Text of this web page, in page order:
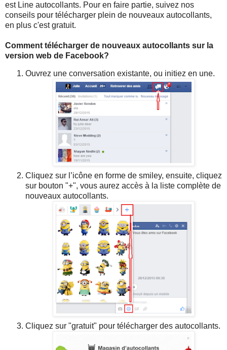
est Line autocollants. Pour en faire partie, suivez nos
conseils pour télécharger plein de nouveaux autocollants,
en plus c'est gratuit.
Comment télécharger de nouveaux autocollants sur la
version web de Facebook?
Ouvrez une conversation existante, ou initiez en une.
Cliquez sur l’icône en forme de smiley, ensuite, cliquez
sur bouton "+", vous aurez accès à la liste complète de
nouveaux autocollants.
Cliquez sur "gratuit" pour télécharger des autocollants.